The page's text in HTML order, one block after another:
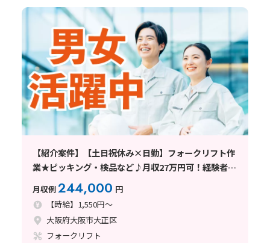
【紹介案件】【土日祝休み×日勤】フォークリフト作
業★ピッキング・検品など♪月収27万円可！経験者歓
月収例244,000 円
【時給】1,550円～
大阪府大阪市大正区
フォークリフト